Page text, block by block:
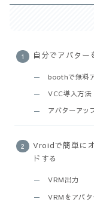
自分でアバター
boothで無料
VCC導入方法
アバターアッ
Vroidで簡単に
ドする
VRM出力
VRMをアバタ